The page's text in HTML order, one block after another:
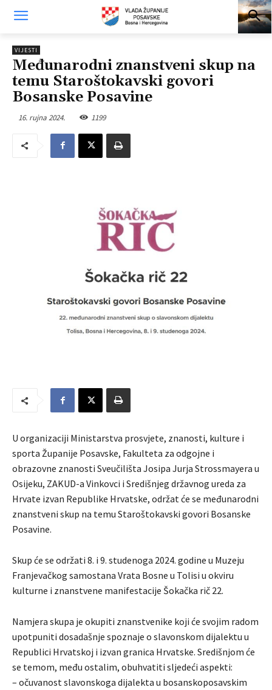
VIJESTI
Međunarodni znanstveni skup na
temu Staroštokavski govori
Bosanske Posavine
16. rujna 2024. 1199
U organizaciji Ministarstva prosvjete, znanosti, kulture i
sporta Županije Posavske, Fakulteta za odgojne i
obrazovne znanosti Sveučilišta Josipa Jurja Strossmayera u
Osijeku, ZAKUD-a Vinkovci i Središnjeg državnog ureda za
Hrvate izvan Republike Hrvatske, održat će se međunarodni
znanstveni skup na temu Staroštokavski govori Bosanske
Posavine.
Skup će se održati 8. i 9. studenoga 2024. godine u Muzeju
Franjevačkog samostana Vrata Bosne u Tolisi u okviru
kulturne i znanstvene manifestacije Šokačka rič 22.
Namjera skupa je okupiti znanstvenike koji će svojim radom
upotpuniti dosadašnje spoznaje o slavonskom dijalektu u
Republici Hrvatskoj i izvan granica Hrvatske. Središnjom će
se temom, među ostalim, obuhvatiti sljedeći aspekti:
– očuvanost slavonskoga dijalekta u bosanskoposavskim